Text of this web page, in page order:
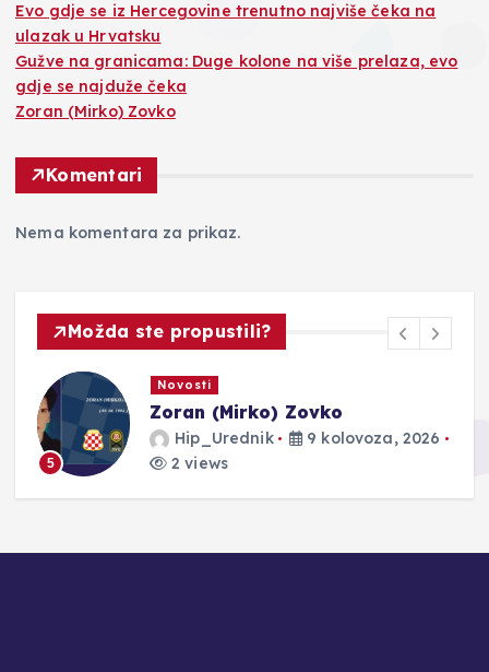
Evo gdje se iz Hercegovine trenutno najviše čeka na
ulazak u Hrvatsku
Gužve na granicama: Duge kolone na više prelaza, evo
gdje se najduže čeka
Zoran (Mirko) Zovko
Komentari
Nema komentara za prikaz.
Možda ste propustili?
5
Novosti
Zoran (Mirko) Zovko
Hip_Urednik
9 kolovoza, 2026
2 views